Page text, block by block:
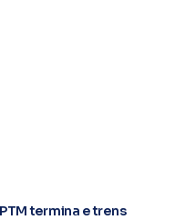
termina e trens